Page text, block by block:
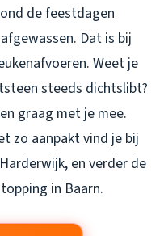
de feestdagen
Dat is bij
Weet je
steeds dichtslibt?
graag met je mee.
zo aanpakt vind je bij
, en verder de
in Baarn.